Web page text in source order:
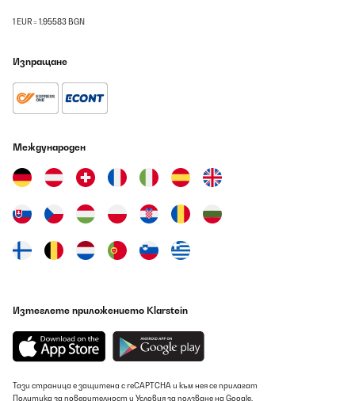
1 EUR = 1.95583 BGN
Изпращане
Международен
Изтеглете приложението Klarstein
Тази страница е защитена с reCAPTCHA и към нея се прилагат
Политика за поверителност и Условия за ползванена Google.